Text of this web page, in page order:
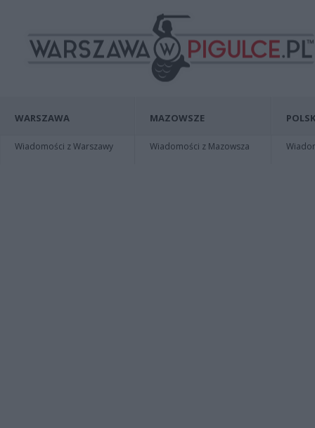
WARSZAWA
Wiadomości z Warszawy
MAZOWSZE
Wiadomości z Mazowsza